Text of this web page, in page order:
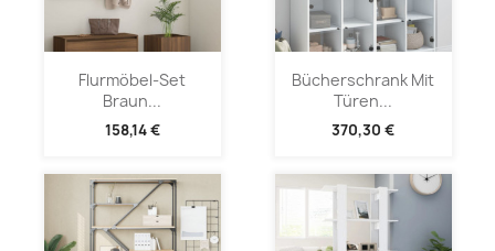
Flurmöbel-Set
Braun...
158,14 €
Bücherschrank Mit
Türen...
370,30 €